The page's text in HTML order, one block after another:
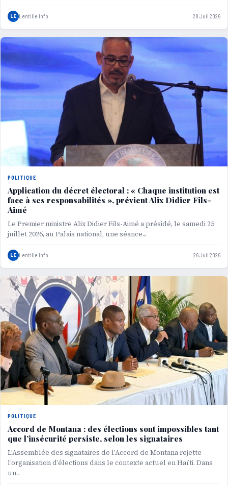
LE Lentille Info 28 Juil 2026
POLITIQUE
Application du décret électoral : « Chaque institution est
face à ses responsabilités », prévient Alix Didier Fils-
Aimé
Le Premier ministre Alix Didier Fils-Aimé a présidé, le samedi 25
juillet 2026, au Palais national, une séance...
LE Lentille Info 26 Juil 2026
POLITIQUE
Accord de Montana : des élections sont impossibles tant
que l’insécurité persiste, selon les signataires
L’Assemblée des signataires de l’Accord de Montana rejette
l’organisation d’élections dans le contexte actuel en Haïti. Dans
un...